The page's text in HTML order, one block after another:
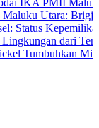
Utara: Brigjen
Kepemilikan
dari
Tumbuhkan Minat